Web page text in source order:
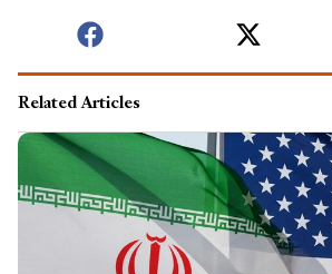
Related Articles